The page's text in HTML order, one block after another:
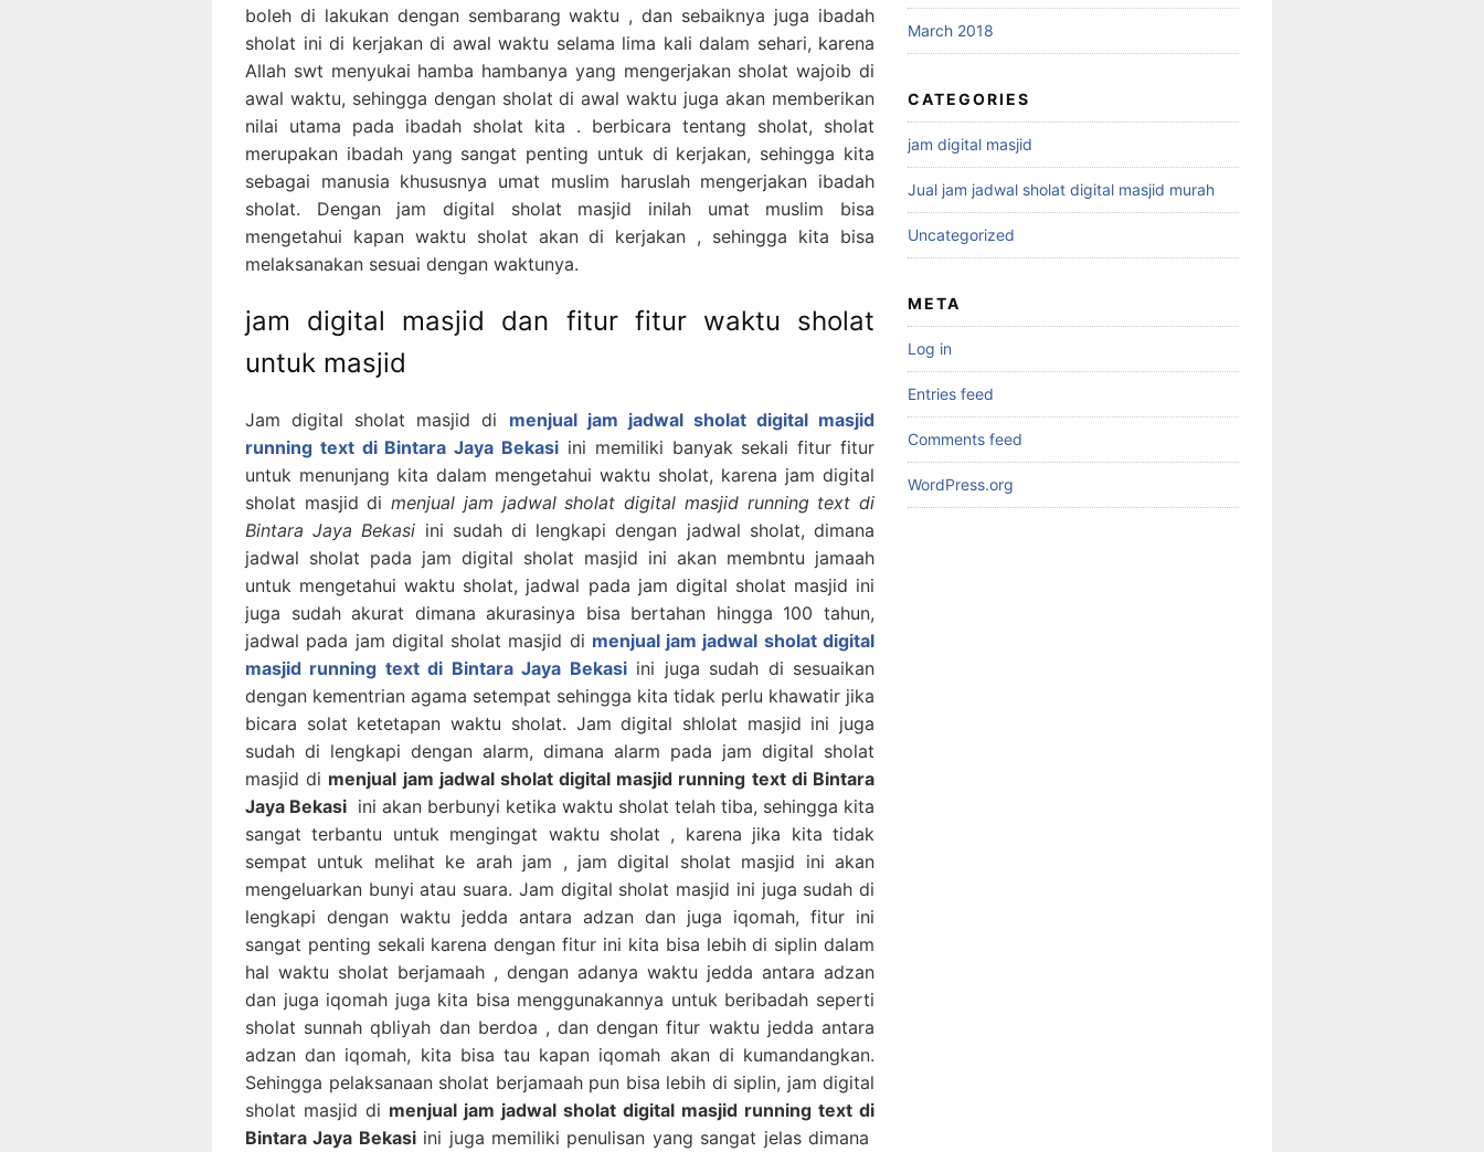
boleh di lakukan dengan sembarang waktu , dan sebaiknya juga ibadah
sholat ini di kerjakan di awal waktu selama lima kali dalam sehari, karena
Allah swt menyukai hamba hambanya yang mengerjakan sholat wajoib di
awal waktu, sehingga dengan sholat di awal waktu juga akan memberikan
nilai utama pada ibadah sholat kita . berbicara tentang sholat, sholat
merupakan ibadah yang sangat penting untuk di kerjakan, sehingga kita
sebagai manusia khususnya umat muslim haruslah mengerjakan ibadah
sholat. Dengan jam digital sholat masjid inilah umat muslim bisa
mengetahui kapan waktu sholat akan di kerjakan , sehingga kita bisa
melaksanakan sesuai dengan waktunya.
jam digital masjid dan fitur fitur waktu sholat
untuk masjid
Jam digital sholat masjid di menjual jam jadwal sholat digital masjid
running text di Bintara Jaya Bekasi ini memiliki banyak sekali fitur fitur
untuk menunjang kita dalam mengetahui waktu sholat, karena jam digital
sholat masjid dimenjual jam jadwal sholat digital masjid running text di
Bintara Jaya Bekasi ini sudah di lengkapi dengan jadwal sholat, dimana
jadwal sholat pada jam digital sholat masjid ini akan membntu jamaah
untuk mengetahui waktu sholat, jadwal pada jam digital sholat masjid ini
juga sudah akurat dimana akurasinya bisa bertahan hingga 100 tahun,
jadwal pada jam digital sholat masjid di menjual jam jadwal sholat digital
masjid running text di Bintara Jaya Bekasiini juga sudah di sesuaikan
dengan kementrian agama setempat sehingga kita tidak perlu khawatir jika
bicara solat ketetapan waktu sholat. Jam digital shlolat masjid ini juga
sudah di lengkapi dengan alarm, dimana alarm pada jam digital sholat
masjid di menjual jam jadwal sholat digital masjid running text di Bintara
Jaya Bekasi ini akan berbunyi ketika waktu sholat telah tiba, sehingga kita
sangat terbantu untuk mengingat waktu sholat , karena jika kita tidak
sempat untuk melihat ke arah jam , jam digital sholat masjid ini akan
mengeluarkan bunyi atau suara. Jam digital sholat masjid ini juga sudah di
lengkapi dengan waktu jedda antara adzan dan juga iqomah, fitur ini
sangat penting sekali karena dengan fitur ini kita bisa lebih di siplin dalam
hal waktu sholat berjamaah , dengan adanya waktu jedda antara adzan
dan juga iqomah juga kita bisa menggunakannya untuk beribadah seperti
sholat sunnah qbliyah dan berdoa , dan dengan fitur waktu jedda antara
adzan dan iqomah, kita bisa tau kapan iqomah akan di kumandangkan.
Sehingga pelaksanaan sholat berjamaah pun bisa lebih di siplin, jam digital
sholat masjid di menjual jam jadwal sholat digital masjid running text di
Bintara Jaya Bekasiini juga memiliki penulisan yang sangat jelas dimana
March 2018
CATEGORIES
jam digital masjid
Jual jam jadwal sholat digital masjid murah
Uncategorized
META
Log in
Entries feed
Comments feed
WordPress.org